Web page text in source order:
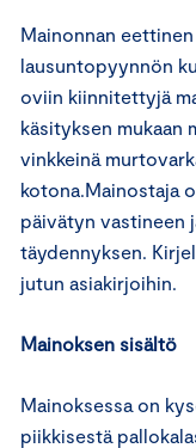
Mainonnan
lausuntopyynnön
oviin kiinnitettyjä
käsityksen mukaan
vinkkeinä
kotona.Mainostaja
päivätyn vastineen
täydennyksen.
jutun asiakirjoihin.
Mainoksen sisältö
Mainoksessa on
piikkisestä